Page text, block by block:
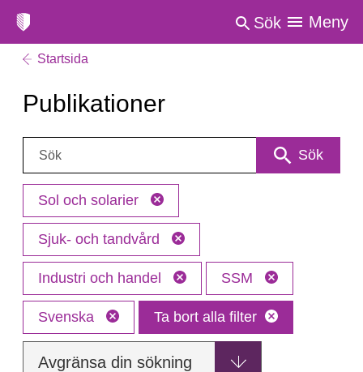
Sök Meny
Startsida
Publikationer
Sök: Sök
Sol och solarier
Sjuk- och tandvård
Industri och handel SSM
Svenska Ta bort alla filter
Avgränsa din sökning